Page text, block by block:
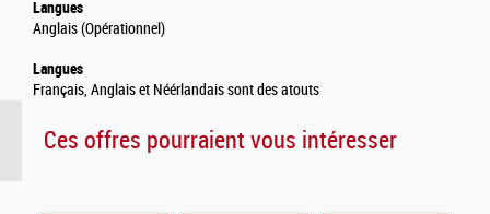
Langues
Anglais (Opérationnel)
Langues
Français, Anglais et Néérlandais sont des atouts
Ces offres pourraient vous intéresser